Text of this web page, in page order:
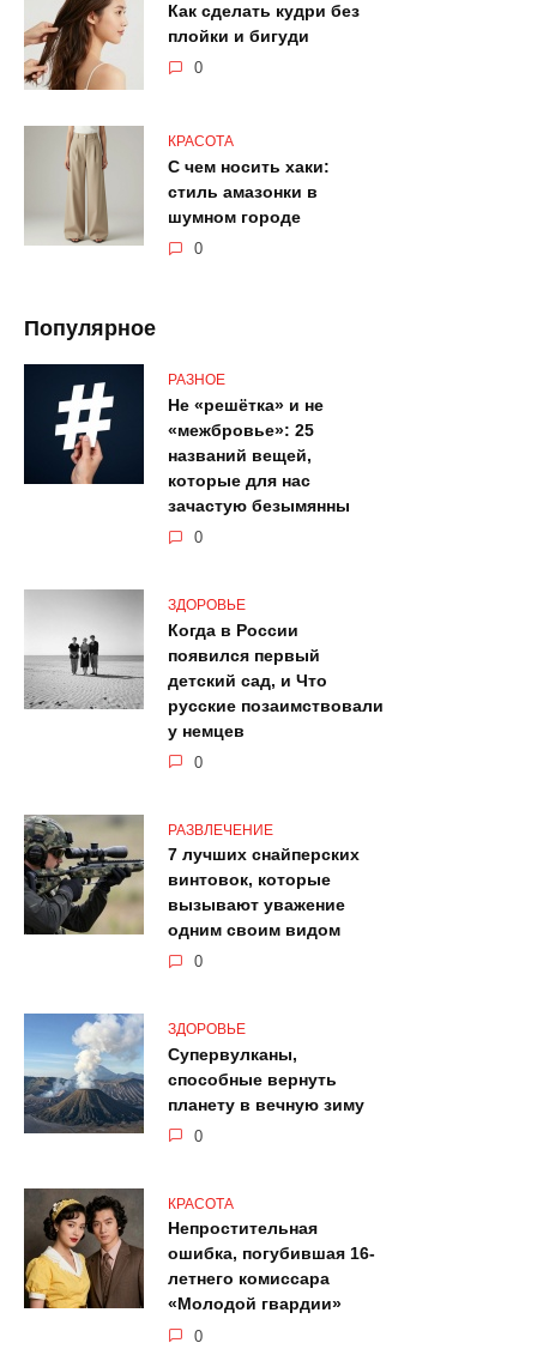
Как сделать кудри без
плойки и бигуди
0
КРАСОТА
С чем носить хаки:
стиль амазонки в
шумном городе
0
Популярное
РАЗНОЕ
Не «решётка» и не
«межбровье»: 25
названий вещей,
которые для нас
зачастую безымянны
0
ЗДОРОВЬЕ
Когда в России
появился первый
детский сад, и Что
русские позаимствовали
у немцев
0
РАЗВЛЕЧЕНИЕ
7 лучших снайперских
винтовок, которые
вызывают уважение
одним своим видом
0
ЗДОРОВЬЕ
Супервулканы,
способные вернуть
планету в вечную зиму
0
КРАСОТА
Непростительная
ошибка, погубившая 16-
летнего комиссара
«Молодой гвардии»
0